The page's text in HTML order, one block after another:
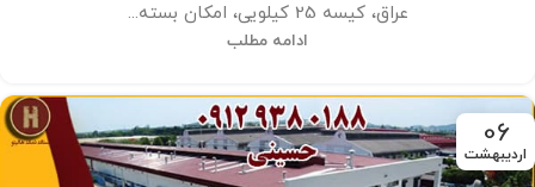
عراق، کیسه 25 کیلویی، امکان بسته...
ادامه مطلب
06
اردیبهشت